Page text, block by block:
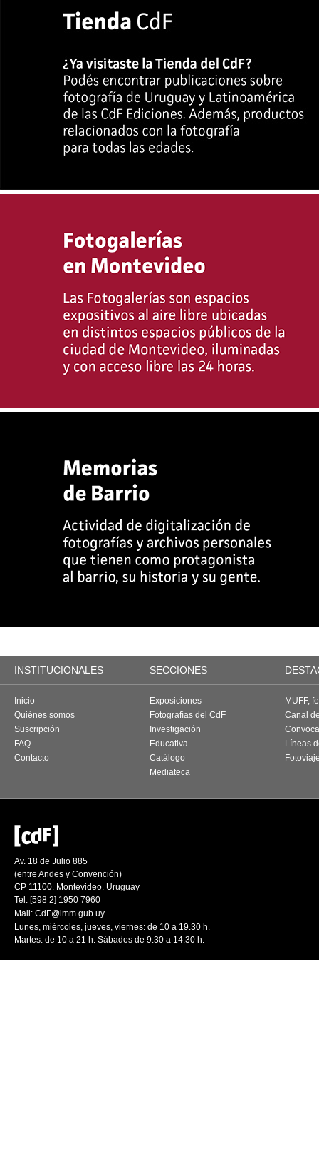
INSTITUCIONALES SECCIONES
Inicio
Quiénes somos
Suscripción
FAQ
Contacto
Exposiciones
Fotografías del CdF
Investigación
Educativa
Catálogo
Mediateca
MUFF,
Canal
Líneas
Av. 18 de Julio 885
(entre Andes y Convención)
CP 11100. Montevideo. Uruguay
Tel: [598 2] 1950 7960
Mail: CdF@imm.gub.uy
Lunes, miércoles, jueves, viernes: de 10 a 19.30 h.
Martes: de 10 a 21 h. Sábados de 9.30 a 14.30 h.